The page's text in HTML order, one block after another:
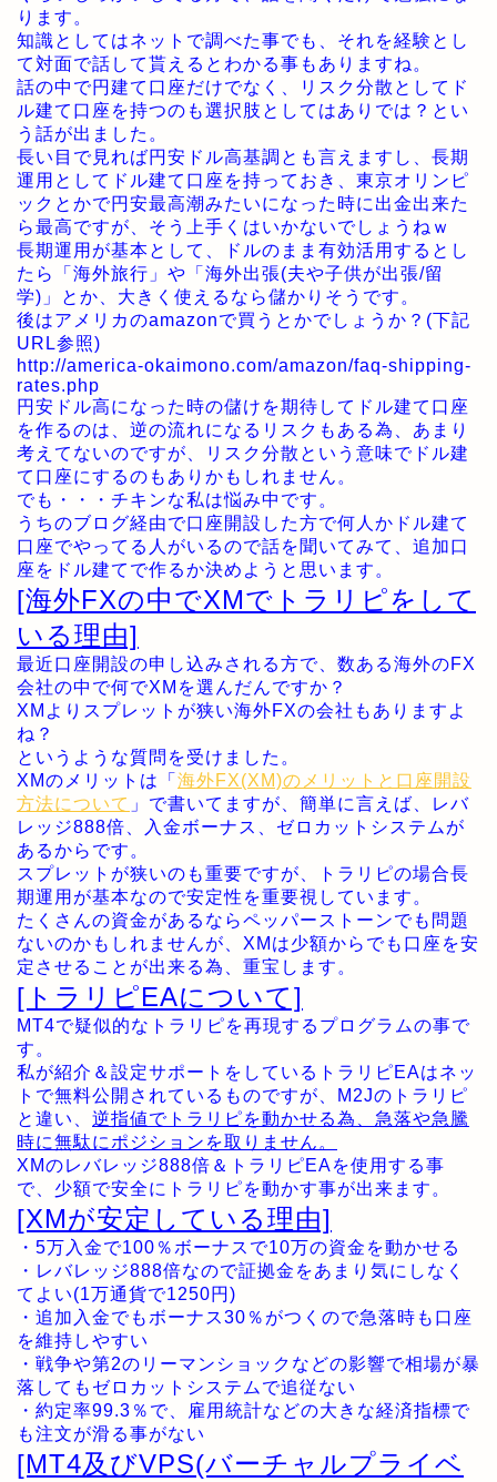
ります。
知識としてはネットで調べた事でも、それを経験とし
て対面で話して貰えるとわかる事もありますね。
話の中で円建て口座だけでなく、リスク分散としてド
ル建て口座を持つのも選択肢としてはありでは？とい
う話が出ました。
長い目で見れば円安ドル高基調とも言えますし、長期
運用としてドル建て口座を持っておき、東京オリンピ
ックとかで円安最高潮みたいになった時に出金出来た
ら最高ですが、そう上手くはいかないでしょうねｗ
長期運用が基本として、ドルのまま有効活用するとし
たら「海外旅行」や「海外出張(夫や子供が出張/留
学)」とか、大きく使えるなら儲かりそうです。
後はアメリカのamazonで買うとかでしょうか？(下記
URL参照)
http://america-okaimono.com/amazon/faq-shipping-
rates.php
円安ドル高になった時の儲けを期待してドル建て口座
を作るのは、逆の流れになるリスクもある為、あまり
考えてないのですが、リスク分散という意味でドル建
て口座にするのもありかもしれません。
でも・・・チキンな私は悩み中です。
うちのブログ経由で口座開設した方で何人かドル建て
口座でやってる人がいるので話を聞いてみて、追加口
座をドル建てで作るか決めようと思います。
[海外FXの中でXMでトラリピをして
いる理由]
最近口座開設の申し込みされる方で、数ある海外のFX
会社の中で何でXMを選んだんですか？
XMよりスプレットが狭い海外FXの会社もありますよ
ね？
というような質問を受けました。
XMのメリットは「 海外FX(XM)のメリットと口座開設
方法について 」で書いてますが、簡単に言えば、レバ
レッジ888倍、入金ボーナス、ゼロカットシステムが
あるからです。
スプレットが狭いのも重要ですが、トラリピの場合長
期運用が基本なので安定性を重要視しています。
たくさんの資金があるならペッパーストーンでも問題
ないのかもしれませんが、XMは少額からでも口座を安
定させることが出来る為、重宝します。
[トラリピEAについて]
MT4で疑似的なトラリピを再現するプログラムの事で
す。
私が紹介＆設定サポートをしているトラリピEAはネッ
トで無料公開されているものですが、M2Jのトラリピ
と違い、 逆指値でトラリピを動かせる為、急落や急騰
時に無駄にポジションを取りません。
XMのレバレッジ888倍＆トラリピEAを使用する事
で、少額で安全にトラリピを動かす事が出来ます。
[XMが安定している理由]
・5万入金で100％ボーナスで10万の資金を動かせる
・レバレッジ888倍なので証拠金をあまり気にしなく
てよい(1万通貨で1250円)
・追加入金でもボーナス30％がつくので急落時も口座
を維持しやすい
・戦争や第2のリーマンショックなどの影響で相場が暴
落してもゼロカットシステムで追従ない
・約定率99.3％で、雇用統計などの大きな経済指標で
も注文が滑る事がない
[MT4及びVPS(バーチャルプライベ